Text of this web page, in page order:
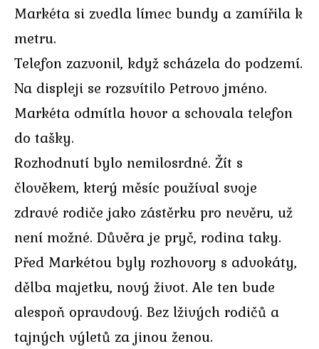
Markéta si zvedla límec bundy a zamířila k
metru.
Telefon zazvonil, když scházela do podzemí.
Na displeji se rozsvítilo Petrovo jméno.
Markéta odmítla hovor a schovala telefon
do tašky.
Rozhodnutí bylo nemilosrdné. Žít s
člověkem, který měsíc používal svoje
zdravé rodiče jako zástěrku pro nevěru, už
není možné. Důvěra je pryč, rodina taky.
Před Markétou byly rozhovory s advokáty,
dělba majetku, nový život. Ale ten bude
alespoň opravdový. Bez lživých rodičů a
tajných výletů za jinou ženou.